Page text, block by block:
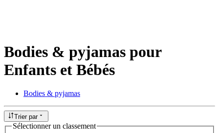
Bodies & pyjamas pour
Enfants et Bébés
Bodies & pyjamas
Trier par
Sélectionner un classement